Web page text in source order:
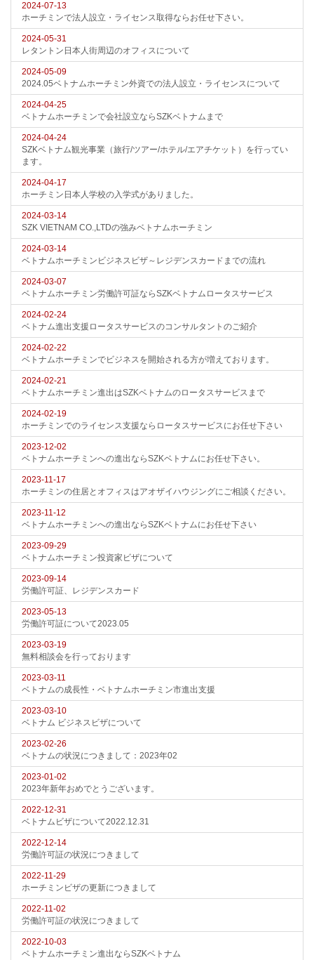
2024-07-13
ホーチミンで法人設立・ライセンス取得ならお任せ下さい。
2024-05-31
レタントン日本人街周辺のオフィスについて
2024-05-09
2024.05ベトナムホーチミン外資での法人設立・ライセンスについて
2024-04-25
ベトナムホーチミンで会社設立ならSZKベトナムまで
2024-04-24
SZKベトナム観光事業（旅行/ツアー/ホテル/エアチケット）を行ってい
ます。
2024-04-17
ホーチミン日本人学校の入学式がありました。
2024-03-14
SZK VIETNAM CO.,LTDの強みベトナムホーチミン
2024-03-14
ベトナムホーチミンビジネスビザ～レジデンスカードまでの流れ
2024-03-07
ベトナムホーチミン労働許可証ならSZKベトナムロータスサービス
2024-02-24
ベトナム進出支援ロータスサービスのコンサルタントのご紹介
2024-02-22
ベトナムホーチミンでビジネスを開始される方が増えております。
2024-02-21
ベトナムホーチミン進出はSZKベトナムのロータスサービスまで
2024-02-19
ホーチミンでのライセンス支援ならロータスサービスにお任せ下さい
2023-12-02
ベトナムホーチミンへの進出ならSZKベトナムにお任せ下さい。
2023-11-17
ホーチミンの住居とオフィスはアオザイハウジングにご相談ください。
2023-11-12
ベトナムホーチミンへの進出ならSZKベトナムにお任せ下さい
2023-09-29
ベトナムホーチミン投資家ビザについて
2023-09-14
労働許可証、レジデンスカード
2023-05-13
労働許可証について2023.05
2023-03-19
無料相談会を行っております
2023-03-11
ベトナムの成長性・ベトナムホーチミン市進出支援
2023-03-10
ベトナム ビジネスビザについて
2023-02-26
ベトナムの状況につきまして：2023年02
2023-01-02
2023年新年おめでとうございます。
2022-12-31
ベトナムビザについて2022.12.31
2022-12-14
労働許可証の状況につきまして
2022-11-29
ホーチミンビザの更新につきまして
2022-11-02
労働許可証の状況につきまして
2022-10-03
ベトナムホーチミン進出ならSZKベトナム